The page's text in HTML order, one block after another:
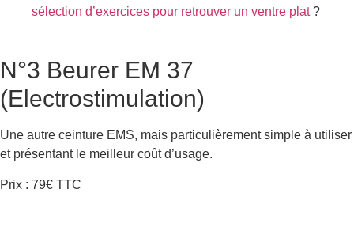
sélection d’exercices pour retrouver un ventre plat?
N°3 Beurer EM 37
(Electrostimulation)
Une autre ceinture EMS, mais particulièrement simple à utiliser
et présentant le meilleur coût d’usage.
Prix : 79€ TTC